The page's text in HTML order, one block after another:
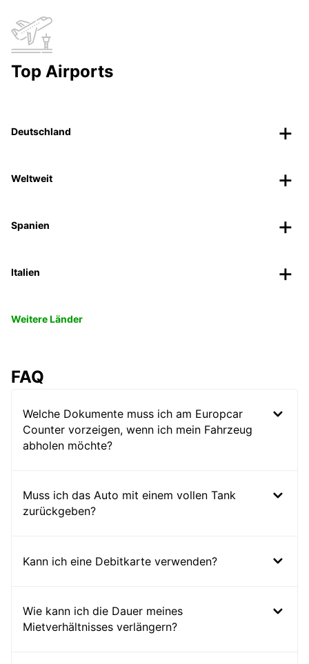
Top Airports
Deutschland
Weltweit
Spanien
Italien
Weitere Länder
FAQ
Welche Dokumente muss ich am Europcar
Counter vorzeigen, wenn ich mein Fahrzeug
abholen möchte?
Muss ich das Auto mit einem vollen Tank
zurückgeben?
Kann ich eine Debitkarte verwenden?
Wie kann ich die Dauer meines
Mietverhältnisses verlängern?